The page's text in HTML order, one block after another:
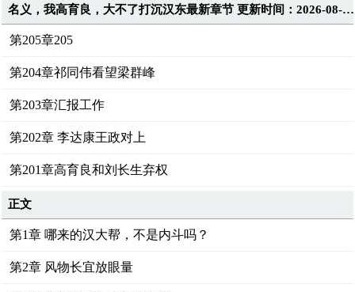
名义，我高育良，大不了打沉汉东最新章节 更新时间：2026-08-08T23:53:25
第205章205
第204章祁同伟看望梁群峰
第203章汇报工作
第202章 李达康王政对上
第201章高育良和刘长生弃权
正文
第1章 哪来的汉大帮，不是内斗吗？
第2章 风物长宜放眼量